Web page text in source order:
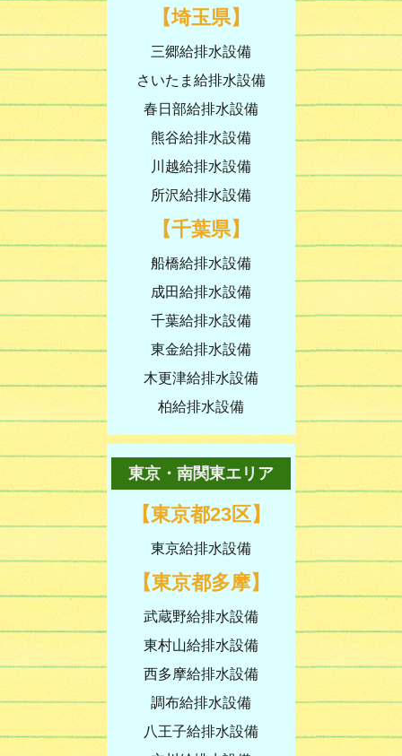
【埼玉県】
三郷給排水設備
さいたま給排水設備
春日部給排水設備
熊谷給排水設備
川越給排水設備
所沢給排水設備
【千葉県】
船橋給排水設備
成田給排水設備
千葉給排水設備
東金給排水設備
木更津給排水設備
柏給排水設備
東京・南関東エリア
【東京都23区】
東京給排水設備
【東京都多摩】
武蔵野給排水設備
東村山給排水設備
西多摩給排水設備
調布給排水設備
八王子給排水設備